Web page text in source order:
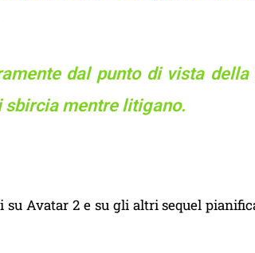
dal punto di vista
sbircia mentre litigano.
Avatar 2 e su gli altri sequel